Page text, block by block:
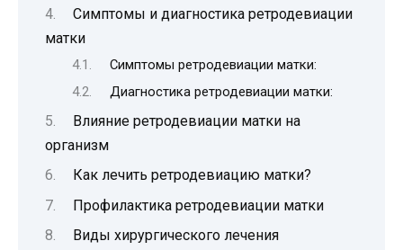
Симптомы и диагностика ретродевиации
матки
Симптомы ретродевиации матки:
Диагностика ретродевиации матки:
Влияние ретродевиации матки на
организм
Как лечить ретродевиацию матки?
Профилактика ретродевиации матки
Виды хирургического лечения